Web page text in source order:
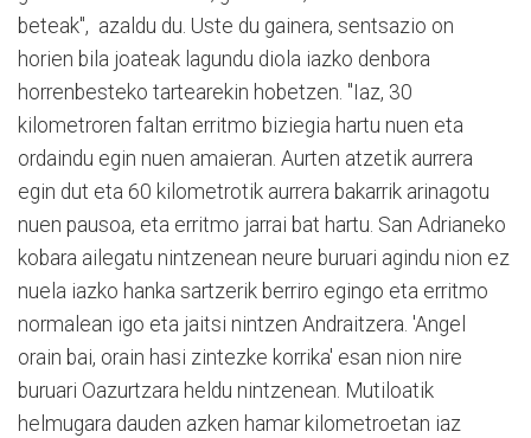
beteak", azaldu du. Uste du gainera, sentsazio on
horien bila joateak lagundu diola iazko denbora
horrenbesteko tartearekin hobetzen. "Iaz, 30
kilometroren faltan erritmo biziegia hartu nuen eta
ordaindu egin nuen amaieran. Aurten atzetik aurrera
egin dut eta 60 kilometrotik aurrera bakarrik arinagotu
nuen pausoa, eta erritmo jarrai bat hartu. San Adrianeko
kobara ailegatu nintzenean neure buruari agindu nion ez
nuela iazko hanka sartzerik berriro egingo eta erritmo
normalean igo eta jaitsi nintzen Andraitzera. 'Angel
orain bai, orain hasi zintezke korrika' esan nion nire
buruari Oazurtzara heldu nintzenean. Mutiloatik
helmugara dauden azken hamar kilometroetan iaz